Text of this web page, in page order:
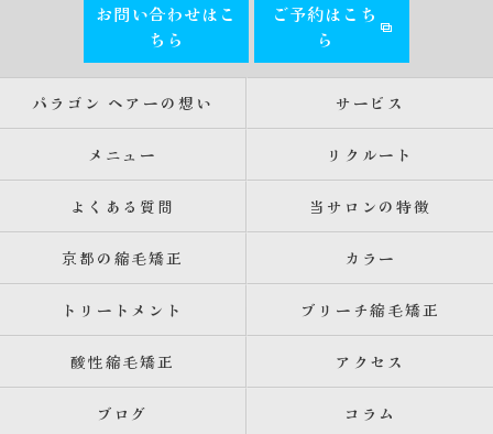
お問い合わせはこ
ちら
ご予約はこち
ら
パラゴン ヘアーの想い サービス
メニュー リクルート
よくある質問 当サロンの特徴
京都の縮毛矯正 カラー
トリートメント ブリーチ縮毛矯正
酸性縮毛矯正 アクセス
ブログ コラム